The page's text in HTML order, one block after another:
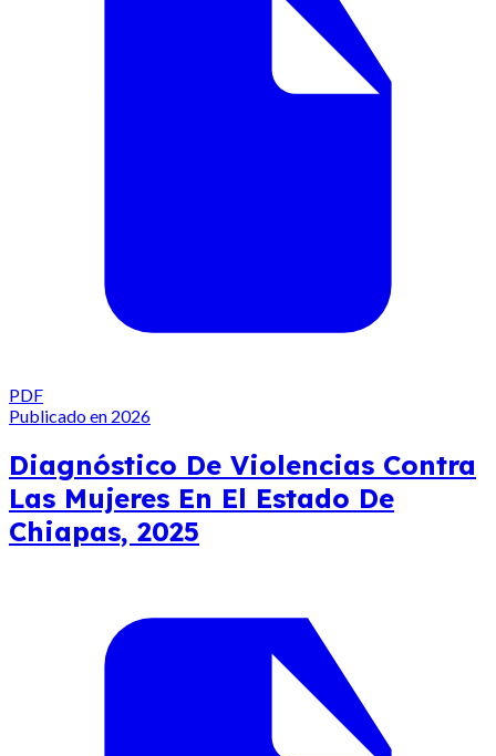
PDF
Publicado en 2026
Diagnóstico De Violencias Contra
Las Mujeres En El Estado De
Chiapas, 2025